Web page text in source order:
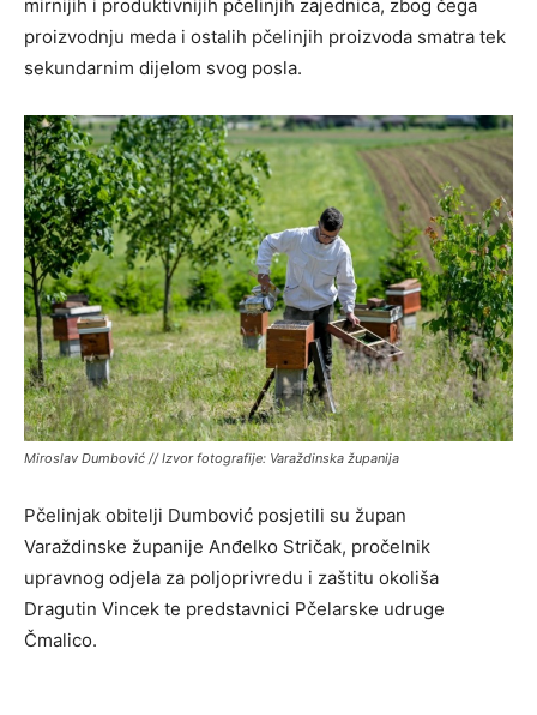
mirnijih i produktivnijih pčelinjih zajednica, zbog čega
proizvodnju meda i ostalih pčelinjih proizvoda smatra tek
sekundarnim dijelom svog posla.
Miroslav Dumbović // Izvor fotografije: Varaždinska županija
Pčelinjak obitelji Dumbović posjetili su župan
Varaždinske županije Anđelko Stričak, pročelnik
upravnog odjela za poljoprivredu i zaštitu okoliša
Dragutin Vincek te predstavnici Pčelarske udruge
Čmalico.